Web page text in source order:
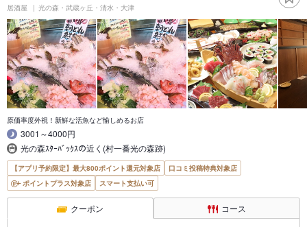
居酒屋 光の森・武蔵ヶ丘・清水・大津
原価率度外視！新鮮な活魚など愉しめるお店
3001～4000円
光の森ｽﾀｰﾊﾞｯｸｽの近く(村一番光の森跡)
【アプリ予約限定】最大800ポイント還元対象店
口コミ投稿特典対象店
ポイントプラス対象店
スマート支払い可
クーポン コース